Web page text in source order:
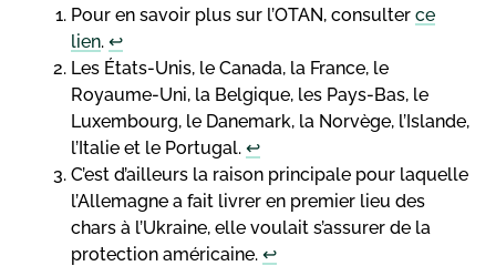
Pour en savoir plus sur l’OTAN, consulter ce
lien. ↩︎
Les États-Unis, le Canada, la France, le
Royaume-Uni, la Belgique, les Pays-Bas, le
Luxembourg, le Danemark, la Norvège, l’Islande,
l’Italie et le Portugal. ↩︎
C’est d’ailleurs la raison principale pour laquelle
l’Allemagne a fait livrer en premier lieu des
chars à l’Ukraine, elle voulait s’assurer de la
protection américaine. ↩︎